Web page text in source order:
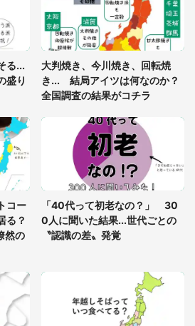
てた〝野生の野菜〟に6.5万人戦慄
」「食パンの耳」と1.4万人困惑
難状態。なんとか見つけた民家に助け
、住人の男性が...」
ると思って、あなたにこれをあげる」
で見知らぬお婆さんに握らされたもの
代女性）
る...
盛り
大判焼き、今川焼き、回転焼
き... 結局アイツは何なのか？
全国調査の結果がコチラ
コー
る？
然の
「40代って初老なの？」 30
0人に聞いた結果...世代ごとの
〝認識の差〟発覚